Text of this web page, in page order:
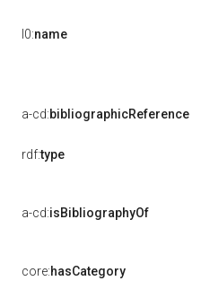
l0:name
a-cd:bibliographicReference
rdf:type
a-cd:isBibliographyOf
core:hasCategory